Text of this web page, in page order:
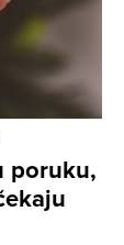
poruku,